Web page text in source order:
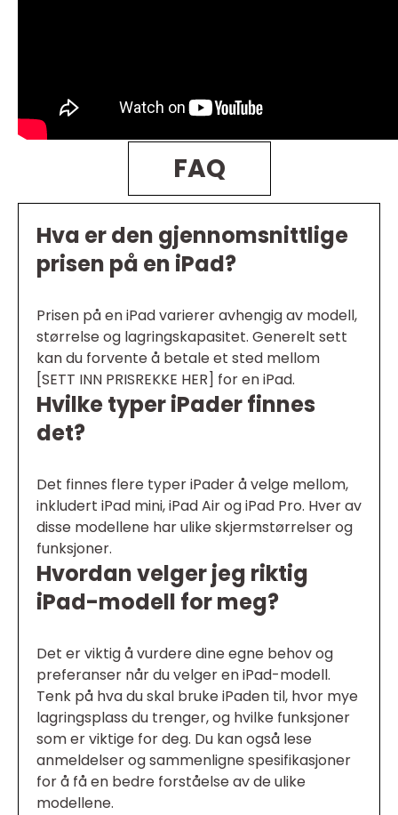
FAQ
Hva er den gjennomsnittlige
prisen på en iPad?
Prisen på en iPad varierer avhengig av modell,
størrelse og lagringskapasitet. Generelt sett
kan du forvente å betale et sted mellom
[SETT INN PRISREKKE HER] for en iPad.
Hvilke typer iPader finnes
det?
Det finnes flere typer iPader å velge mellom,
inkludert iPad mini, iPad Air og iPad Pro. Hver av
disse modellene har ulike skjermstørrelser og
funksjoner.
Hvordan velger jeg riktig
iPad-modell for meg?
Det er viktig å vurdere dine egne behov og
preferanser når du velger en iPad-modell.
Tenk på hva du skal bruke iPaden til, hvor mye
lagringsplass du trenger, og hvilke funksjoner
som er viktige for deg. Du kan også lese
anmeldelser og sammenligne spesifikasjoner
for å få en bedre forståelse av de ulike
modellene.